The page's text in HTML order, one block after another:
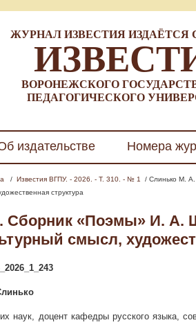
ЖУРНАЛ ИЗВЕСТИЯ ИЗДАЁТСЯ С
ВОРОНЕЖСКОГО
ПЕДАГОГИЧЕСКОГО
издательстве Номера
/ Известия ВГПУ. - 2026. - Т. 310. - № 1
/ Слинько М.
структура
Сборник «Поэмы» И. А.
смысл,
наук, доцент кафедры русского языка,